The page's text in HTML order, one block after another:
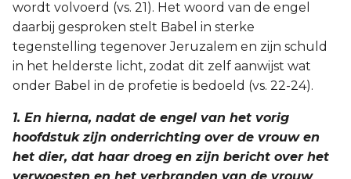
wordt volvoerd (vs. 21). Het woord van de engel
daarbij gesproken stelt Babel in sterke
tegenstelling tegenover Jeruzalem en zijn schuld
in het helderste licht, zodat dit zelf aanwijst wat
onder Babel in de profetie is bedoeld (vs. 22-24).
1. En hierna, nadat de engel van het vorig
hoofdstuk zijn onderrichting over de vrouw en
het dier, dat haar droeg en zijn bericht over het